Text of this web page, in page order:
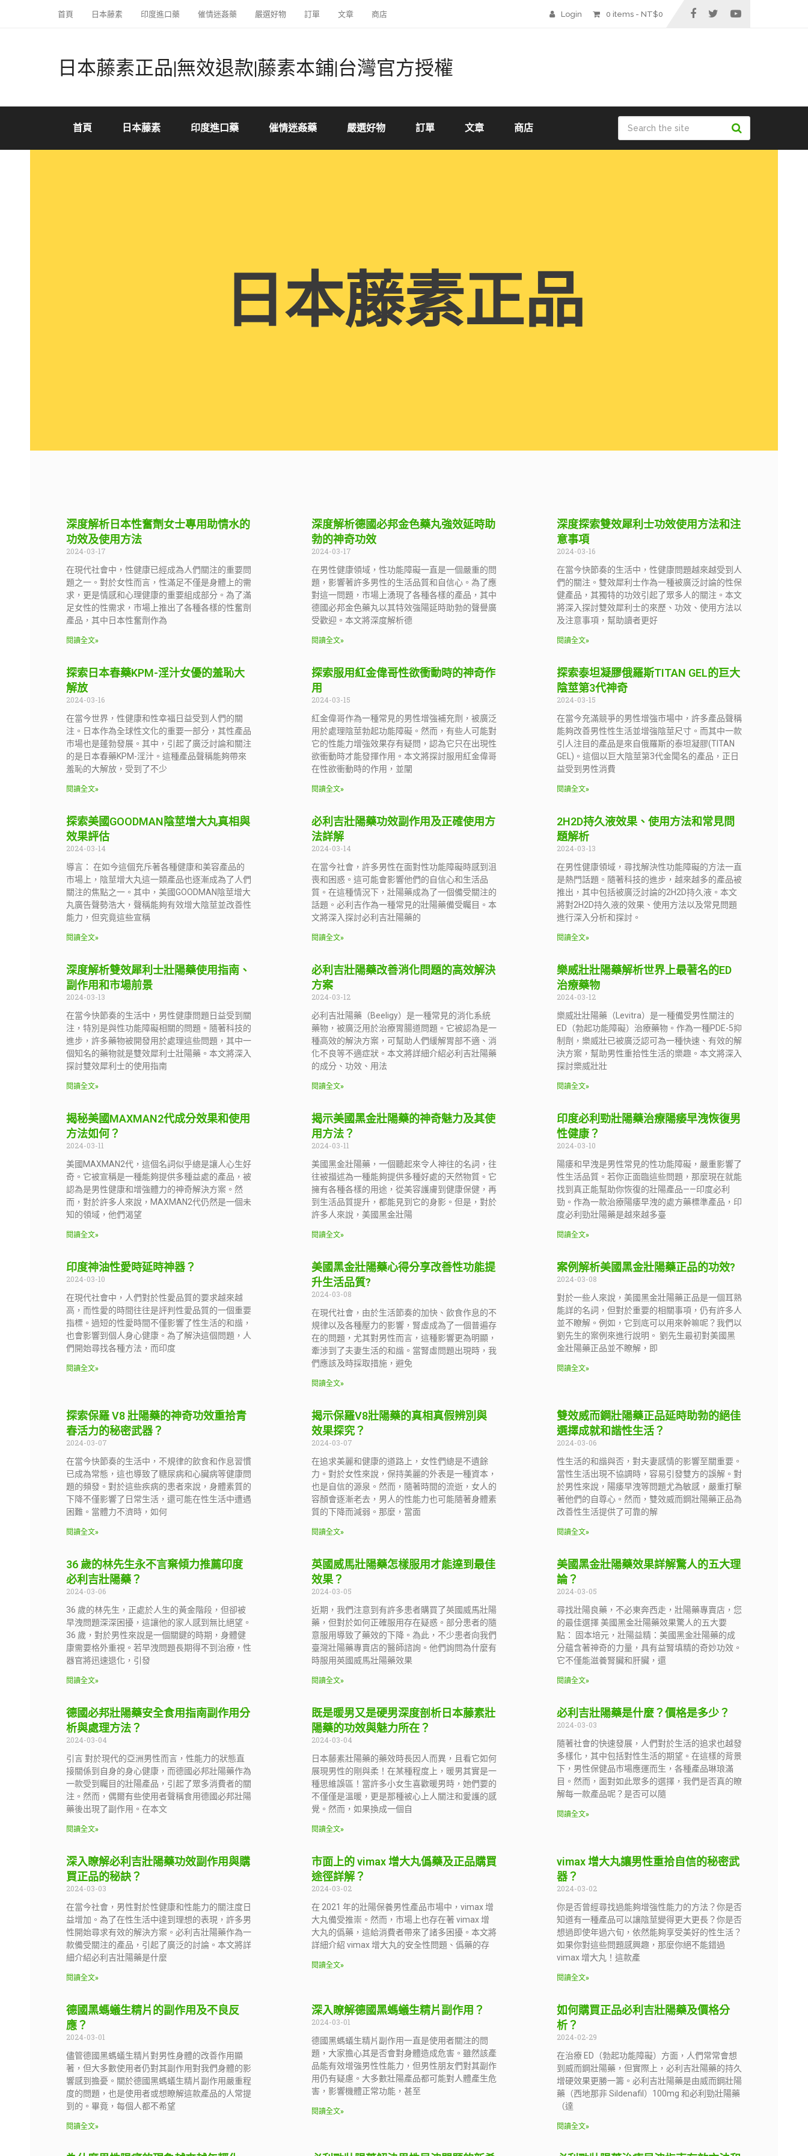
首頁 日本藤素 印度進口藥 催情迷姦藥 嚴選好物 訂單 文章 商店 Login 0 items - NT$0
日本藤素正品|無效退款|藤素本鋪|台灣官方授權
首頁 日本藤素 印度進口藥 催情迷姦藥 嚴選好物 訂單 文章 商店
日本藤素正品
深度解析日本性奮劑女士專用助情水的
功效及使用方法
2024-03-17
在現代社會中，性健康已經成為人們關注的重要問
題之一。對於女性而言，性滿足不僅是身體上的需
求，更是情感和心理健康的重要組成部分。為了滿
足女性的性需求，市場上推出了各種各樣的性奮劑
產品，其中日本性奮劑作為
閱讀全文»
深度解析德國必邦金色藥丸強效延時助
勃的神奇功效
2024-03-17
在男性健康領域，性功能障礙一直是一個嚴重的問
題，影響著許多男性的生活品質和自信心。為了應
對這一問題，市場上湧現了各種各樣的產品，其中
德國必邦金色藥丸以其特效強陽延時助勃的聲譽廣
受歡迎。本文將深度解析德
閱讀全文»
深度探索雙效犀利士功效使用方法和注
意事項
2024-03-16
在當今快節奏的生活中，性健康問題越來越受到人
們的關注。雙效犀利士作為一種被廣泛討論的性保
健產品，其獨特的功效引起了眾多人的關注。本文
將深入探討雙效犀利士的來歷、功效、使用方法以
及注意事項，幫助讀者更好
閱讀全文»
探索日本春藥KPM-淫汁女優的羞恥大
解放
2024-03-16
在當今世界，性健康和性幸福日益受到人們的關
注。日本作為全球性文化的重要一部分，其性產品
市場也是蓬勃發展。其中，引起了廣泛討論和關注
的是日本春藥KPM-淫汁。這種產品聲稱能夠帶來
羞恥的大解放，受到了不少
閱讀全文»
探索服用紅金偉哥性欲衝動時的神奇作
用
2024-03-15
紅金偉哥作為一種常見的男性增強補充劑，被廣泛
用於處理陰莖勃起功能障礙。然而，有些人可能對
它的性能力增強效果存有疑問，認為它只在出現性
欲衝動時才能發揮作用。本文將探討服用紅金偉哥
在性欲衝動時的作用，並闡
閱讀全文»
探索泰坦凝膠俄羅斯TITAN GEL的巨大
陰莖第3代神奇
2024-03-15
在當今充滿競爭的男性增強市場中，許多產品聲稱
能夠改善男性性生活並增強陰莖尺寸。而其中一款
引人注目的產品是來自俄羅斯的泰坦凝膠(TITAN
GEL)。這個以巨大陰莖第3代金聞名的產品，正日
益受到男性消費
閱讀全文»
探索美國GOODMAN陰莖增大丸真相與
效果評估
2024-03-14
導言： 在如今這個充斥著各種健康和美容產品的
市場上，陰莖增大丸這一類產品也逐漸成為了人們
關注的焦點之一。其中，美國GOODMAN陰莖增大
丸廣告聲勢浩大，聲稱能夠有效增大陰莖並改善性
能力，但究竟這些宣稱
閱讀全文»
必利吉壯陽藥功效副作用及正確使用方
法詳解
2024-03-14
在當今社會，許多男性在面對性功能障礙時感到沮
喪和困惑。這可能會影響他們的自信心和生活品
質。在這種情況下，壯陽藥成為了一個備受關注的
話題。必利吉作為一種常見的壯陽藥備受矚目。本
文將深入探討必利吉壯陽藥的
閱讀全文»
2H2D持久液效果、使用方法和常見問
題解析
2024-03-13
在男性健康領域，尋找解決性功能障礙的方法一直
是熱門話題。隨著科技的進步，越來越多的產品被
推出，其中包括被廣泛討論的2H2D持久液。本文
將對2H2D持久液的效果、使用方法以及常見問題
進行深入分析和探討。
閱讀全文»
深度解析雙效犀利士壯陽藥使用指南、
副作用和市場前景
2024-03-13
在當今快節奏的生活中，男性健康問題日益受到關
注，特別是與性功能障礙相關的問題。隨著科技的
進步，許多藥物被開發用於處理這些問題，其中一
個知名的藥物就是雙效犀利士壯陽藥。本文將深入
探討雙效犀利士的使用指南
閱讀全文»
必利吉壯陽藥改善消化問題的高效解決
方案
2024-03-12
必利吉壯陽藥（Beeligy）是一種常見的消化系統
藥物，被廣泛用於治療胃腸道問題。它被認為是一
種高效的解決方案，可幫助人們緩解胃部不適、消
化不良等不適症狀。本文將詳細介紹必利吉壯陽藥
的成分、功效、用法
閱讀全文»
樂威壯壯陽藥解析世界上最著名的ED
治療藥物
2024-03-12
樂威壯壯陽藥（Levitra）是一種備受男性關注的
ED（勃起功能障礙）治療藥物。作為一種PDE-5抑
制劑，樂威壯已被廣泛認可為一種快速、有效的解
決方案，幫助男性重拾性生活的樂趣。本文將深入
探討樂威壯壯
閱讀全文»
揭秘美國MAXMAN2代成分效果和使用
方法如何？
2024-03-11
美國MAXMAN2代，這個名詞似乎總是讓人心生好
奇。它被宣稱是一種能夠提供多種益處的產品，被
認為是男性健康和增強體力的神奇解決方案。然
而，對於許多人來說，MAXMAN2代仍然是一個未
知的領域，他們渴望
閱讀全文»
揭示美國黑金壯陽藥的神奇魅力及其使
用方法？
2024-03-11
美國黑金壯陽藥，一個聽起來令人神往的名詞，往
往被描述為一種能夠提供多種好處的天然物質。它
擁有各種各樣的用途，從美容護膚到健康保健，再
到生活品質提升，都能見到它的身影。但是，對於
許多人來說，美國黑金壯陽
閱讀全文»
印度必利勁壯陽藥治療陽痿早洩恢復男
性健康？
2024-03-10
陽痿和早洩是男性常見的性功能障礙，嚴重影響了
性生活品質。若你正面臨這些問題，那麼現在就能
找到真正能幫助你恢復的壯陽產品——印度必利
勁。作為一款治療陽痿早洩的處方藥標準產品，印
度必利勁壯陽藥是越來越多臺
閱讀全文»
印度神油性愛時延時神器？
2024-03-10
在現代社會中，人們對於性愛品質的要求越來越
高，而性愛的時間往往是評判性愛品質的一個重要
指標。過短的性愛時間不僅影響了性生活的和諧，
也會影響到個人身心健康。為了解決這個問題，人
們開始尋找各種方法，而印度
閱讀全文»
美國黑金壯陽藥心得分享改善性功能提
升生活品質?
2024-03-08
在現代社會，由於生活節奏的加快、飲食作息的不
規律以及各種壓力的影響，腎虛成為了一個普遍存
在的問題，尤其對男性而言，這種影響更為明顯，
牽涉到了夫妻生活的和諧。當腎虛問題出現時，我
們應該及時採取措施，避免
閱讀全文»
案例解析美國黑金壯陽藥正品的功效?
2024-03-08
對於一些人來說，美國黑金壯陽藥正品是一個耳熟
能詳的名詞，但對於重要的相關事項，仍有許多人
並不瞭解。例如，它到底可以用來幹嘛呢？我們以
劉先生的案例來進行說明。 劉先生最初對美國黑
金壯陽藥正品並不瞭解，即
閱讀全文»
探索保羅 V8 壯陽藥的神奇功效重拾青
春活力的秘密武器？
2024-03-07
在當今快節奏的生活中，不規律的飲食和作息習慣
已成為常態，這也導致了糖尿病和心臟病等健康問
題的頻發。對於這些疾病的患者來說，身體素質的
下降不僅影響了日常生活，還可能在性生活中遭遇
困難。當體力不濟時，如何
閱讀全文»
揭示保羅V8壯陽藥的真相真假辨別與
效果探究？
2024-03-07
在追求美麗和健康的道路上，女性們總是不遺餘
力。對於女性來說，保持美麗的外表是一種資本，
也是自信的源泉。然而，隨著時間的流逝，女人的
容顏會逐漸老去，男人的性能力也可能隨著身體素
質的下降而減弱。那麼，當面
閱讀全文»
雙效威而鋼壯陽藥正品延時助勃的絕佳
選擇成就和諧性生活？
2024-03-06
性生活的和諧與否，對夫妻感情的影響至關重要。
當性生活出現不協調時，容易引發雙方的誤解。對
於男性來說，陽痿早洩等問題尤為敏感，嚴重打擊
著他們的自尊心。然而，雙效威而鋼壯陽藥正品為
改善性生活提供了可靠的解
閱讀全文»
36 歲的林先生永不言棄傾力推薦印度
必利吉壯陽藥？
2024-03-06
36 歲的林先生，正處於人生的黃金階段，但卻被
早洩問題深深困擾，這讓他的家人感到無比絕望。
36 歲，對於男性來說是一個關鍵的時期，身體健
康需要格外重視。若早洩問題長期得不到治療，性
器官將迅速退化，引發
閱讀全文»
英國威馬壯陽藥怎樣服用才能達到最佳
效果？
2024-03-05
近期，我們注意到有許多患者購買了英國威馬壯陽
藥，但對於如何正確服用存在疑惑。部分患者的隨
意服用導致了藥效的下降。為此，不少患者向我們
臺灣壯陽藥專賣店的醫師諮詢。他們詢問為什麼有
時服用英國威馬壯陽藥效果
閱讀全文»
美國黑金壯陽藥效果詳解驚人的五大理
論？
2024-03-05
尋找壯陽良藥，不必東奔西走，壯陽藥專賣店，您
的最佳選擇 美國黑金壯陽藥效果驚人的五大要
點： 固本培元，壯陽益精：美國黑金壯陽藥的成
分蘊含著神奇的力量，具有益腎填精的奇妙功效。
它不僅能滋養腎臟和肝臟，還
閱讀全文»
德國必邦壯陽藥安全食用指南副作用分
析與處理方法？
2024-03-04
引言 對於現代的亞洲男性而言，性能力的狀態直
接關係到自身的身心健康，而德國必邦壯陽藥作為
一款受到矚目的壯陽產品，引起了眾多消費者的關
注。然而，偶爾有些使用者聲稱食用德國必邦壯陽
藥後出現了副作用。在本文
閱讀全文»
既是暖男又是硬男深度剖析日本藤素壯
陽藥的功效與魅力所在？
2024-03-04
日本藤素壯陽藥的藥效時長因人而異，且看它如何
展現男性的剛與柔！在某種程度上，暖男其實是一
種思維誤區！當許多小女生喜歡暖男時，她們要的
不僅僅是溫暖，更是那種被心上人關注和愛護的感
覺。然而，如果換成一個自
閱讀全文»
必利吉壯陽藥是什麼？價格是多少？
2024-03-03
隨著社會的快速發展，人們對於生活的追求也越發
多樣化，其中包括對性生活的期望。在這樣的背景
下，男性保健品市場應運而生，各種產品琳琅滿
目。然而，面對如此眾多的選擇，我們是否真的瞭
解每一款產品呢？是否可以隨
閱讀全文»
深入瞭解必利吉壯陽藥功效副作用與購
買正品的秘訣？
2024-03-03
在當今社會，男性對於性健康和性能力的關注度日
益增加。為了在性生活中達到理想的表現，許多男
性開始尋求有效的解決方案。必利吉壯陽藥作為一
款備受關注的產品，引起了廣泛的討論。本文將詳
細介紹必利吉壯陽藥是什麼
閱讀全文»
市面上的 vimax 增大丸僞藥及正品購買
途徑詳解？
2024-03-02
在 2021 年的壯陽保養男性產品市場中，vimax 增
大丸備受推崇。然而，市場上也存在著 vimax 增
大丸的僞藥，這給消費者帶來了諸多困擾。本文將
詳細介紹 vimax 增大丸的安全性問題、僞藥的存
閱讀全文»
vimax 增大丸讓男性重拾自信的秘密武
器？
2024-03-02
你是否曾經尋找過能夠增強性能力的方法？你是否
知道有一種產品可以讓陰莖變得更大更長？你是否
想過即使年過六旬，依然能夠享受美好的性生活？
如果你對這些問題感興趣，那麼你絕不能錯過
vimax 增大丸！這款產
閱讀全文»
德國黑螞蟻生精片的副作用及不良反
應？
2024-03-01
儘管德國黑螞蟻生精片對男性身體的改善作用顯
著，但大多數使用者仍對其副作用對我們身體的影
響感到擔憂。關於德國黑螞蟻生精片副作用嚴重程
度的問題，也是使用者或想瞭解這款產品的人常提
到的。畢竟，每個人都不希望
閱讀全文»
深入瞭解德國黑螞蟻生精片副作用？
2024-03-01
德國黑螞蟻生精片副作用一直是使用者關注的問
題，大家擔心其是否會對身體造成危害。雖然該產
品能有效增強男性性能力，但男性朋友們對其副作
用仍有疑慮。大多數壯陽產品都可能對人體產生危
害，影響機體正常功能，甚至
閱讀全文»
如何購買正品必利吉壯陽藥及價格分
析？
2024-02-29
在治療 ED（勃起功能障礙）方面，人們常常會想
到威而鋼壯陽藥，但實際上，必利吉壯陽藥的持久
增硬效果更勝一籌。必利吉壯陽藥是由威而鋼壯陽
藥（西地那非 Sildenafil）100mg 和必利勁壯陽藥
（達
閱讀全文»